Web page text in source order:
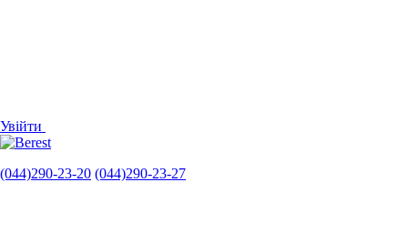
Увійти
(044)290-23-20 (044)290-23-27